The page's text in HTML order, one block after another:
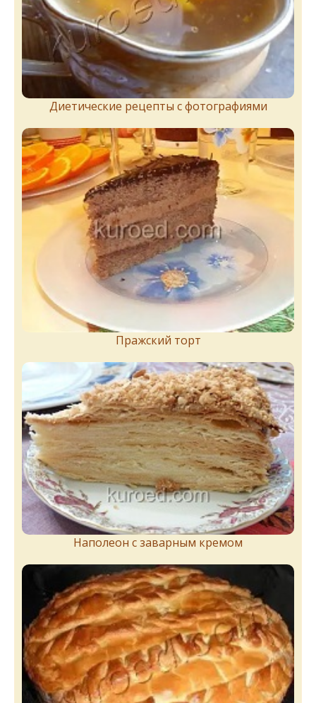
Диетические рецепты с фотографиями
Пражский торт
Наполеон с заварным кремом